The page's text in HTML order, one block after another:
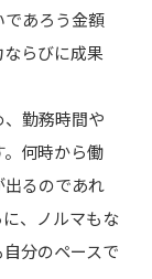
であろう金額
らびに成果
勤務時間や
何時から働
出るのであれ
、ノルマもな
分のペースで